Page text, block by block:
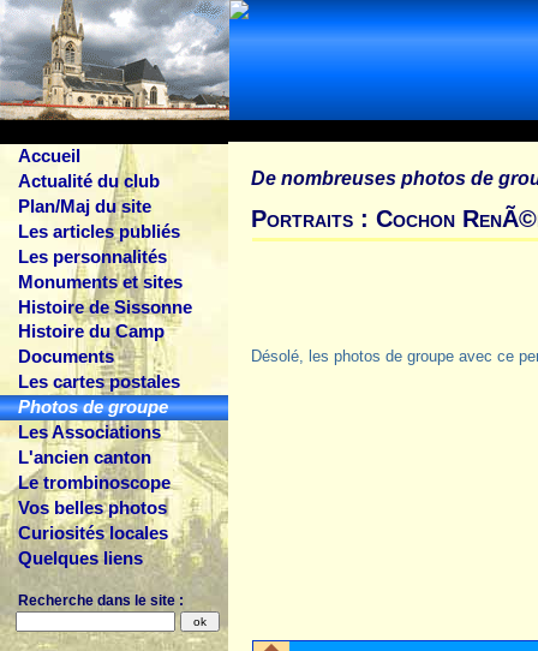
Accueil
Actualité du club
Plan/Maj du site
Les articles publiés
Les personnalités
Monuments et sites
Histoire de Sissonne
Histoire du Camp
Documents
Les cartes postales
Photos de groupe
Les Associations
L'ancien canton
Le trombinoscope
Vos belles photos
Curiosités locales
Quelques liens
Recherche dans le site :
De nombreuses photos de
Portraits : Cochon
Désolé, les photos de groupe avec ce